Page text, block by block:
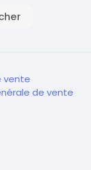
vente
de vente